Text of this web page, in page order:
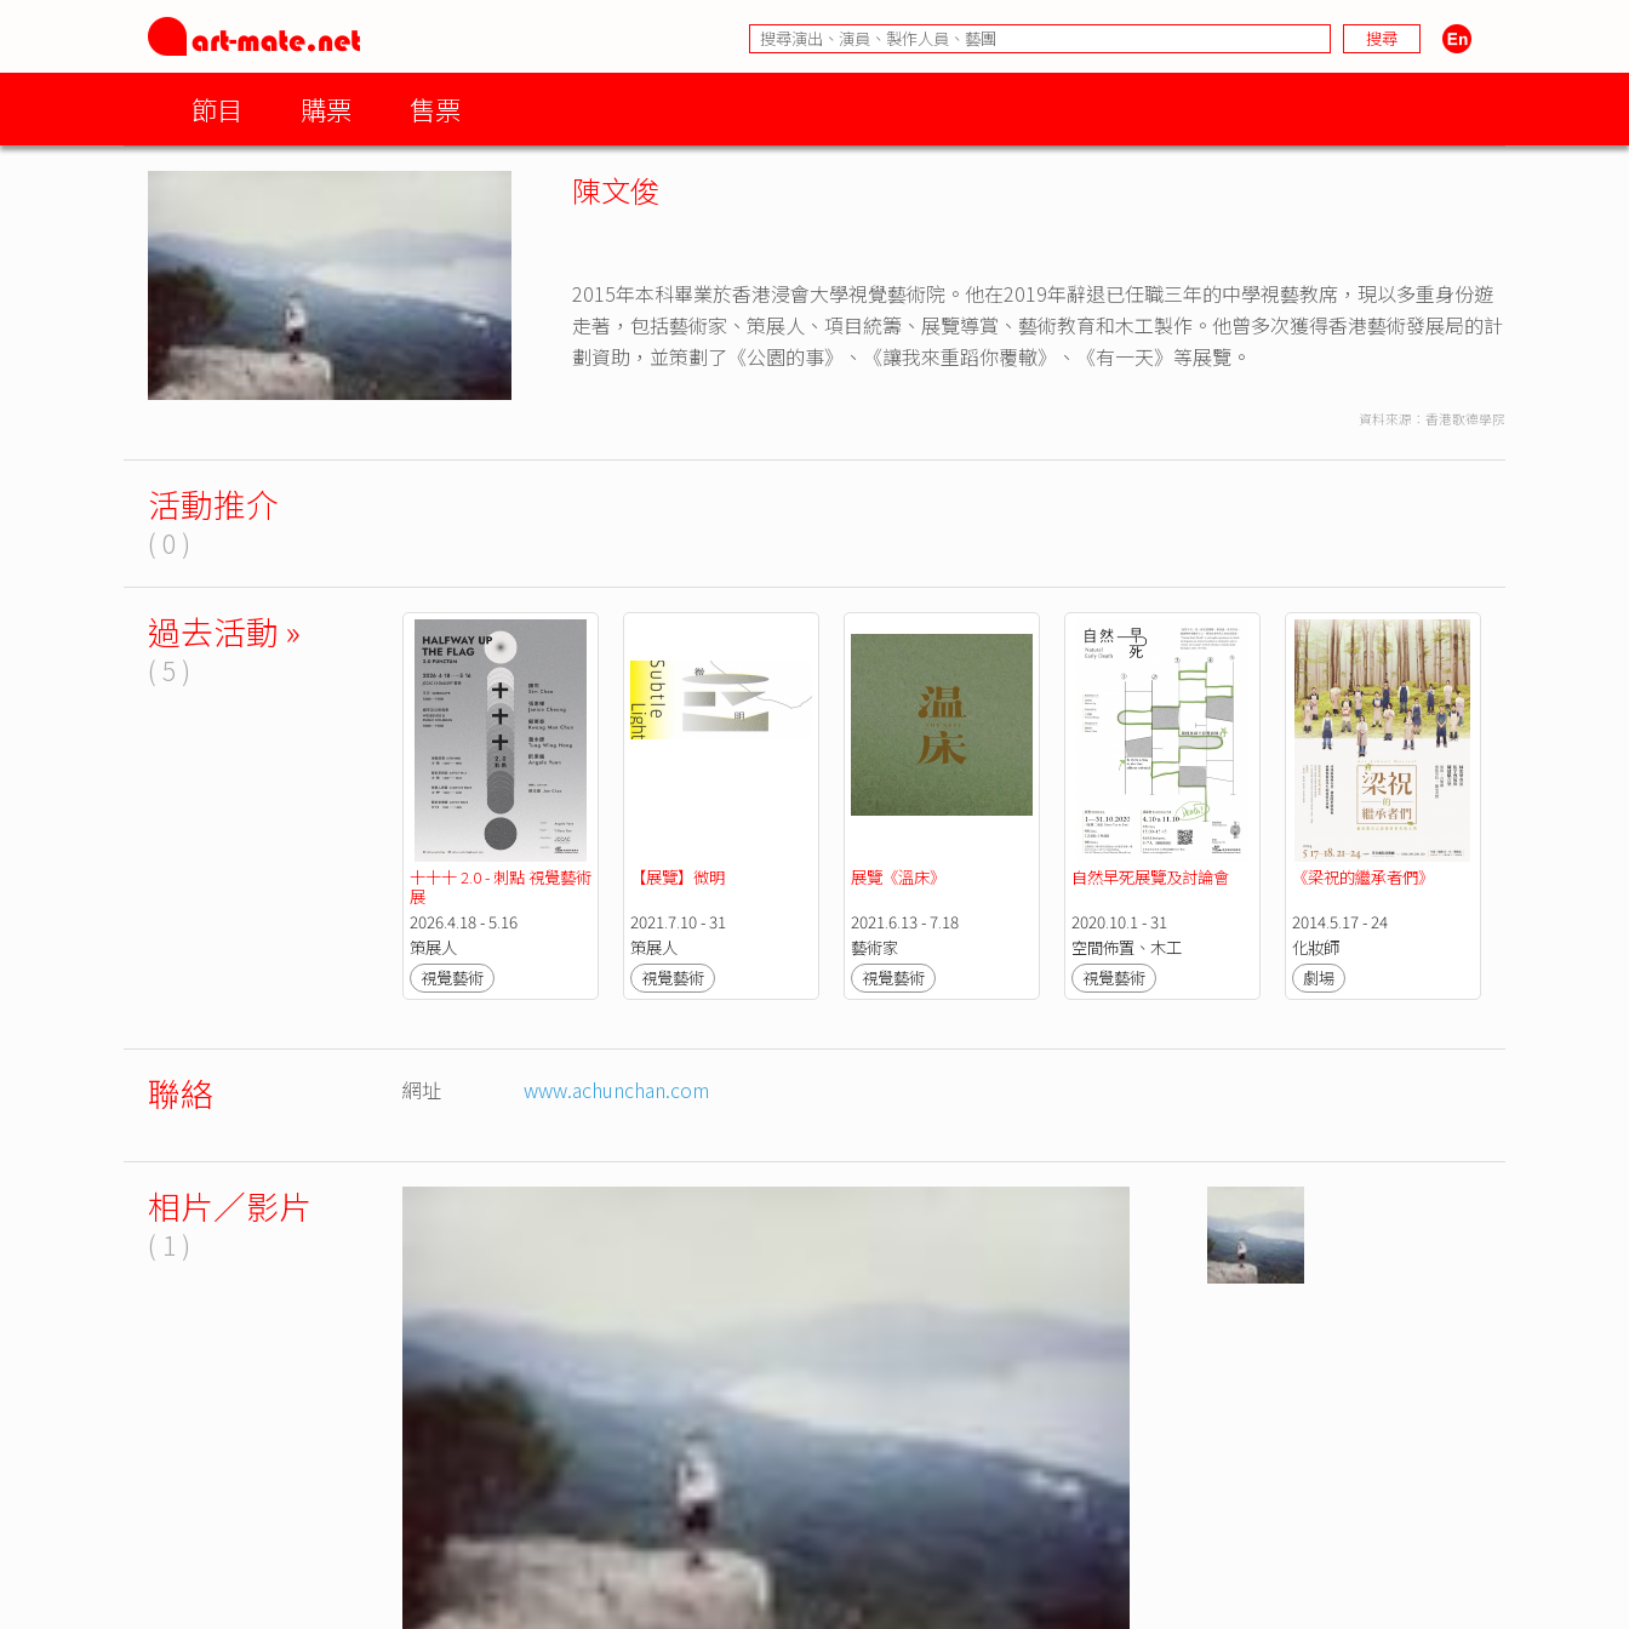
節目 購票 售票
陳文俊
2015年本科畢業於香港浸會大學視覺藝術院。他在2019年辭退已任職三年的中學視藝教席，現以多重身份遊
走著，包括藝術家、策展人、項目統籌、展覽導賞、藝術教育和木工製作。他曾多次獲得香港藝術發展局的計
劃資助，並策劃了《公園的事》、《讓我來重蹈你覆轍》、《有一天》等展覽。
資料來源：香港歌德學院
活動推介
( 0 )
過去活動 »
( 5 )
十十十 2.0 - 刺點 視覺藝術
展
2026.4.18 - 5.16
策展人
視覺藝術
【展覽】微明
2021.7.10 - 31
策展人
視覺藝術
展覽《溫床》
2021.6.13 - 7.18
藝術家
視覺藝術
自然早死展覽及討論會
2020.10.1 - 31
空間佈置、木工
視覺藝術
《梁祝的繼承者們》
2014.5.17 - 24
化妝師
劇場
聯絡 網址 www.achunchan.com
相片／影片
( 1 )